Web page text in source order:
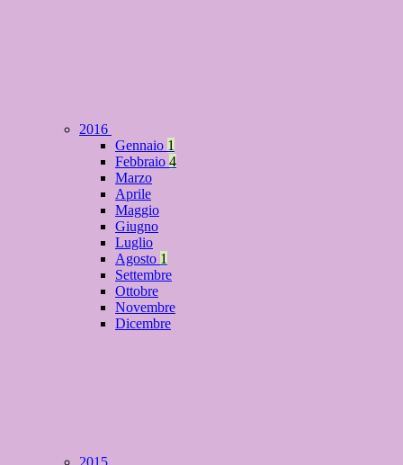
2016
Gennaio 1
Febbraio 4
Marzo
Aprile
Maggio
Giugno
Luglio
Agosto 1
Settembre
Ottobre
Novembre
Dicembre